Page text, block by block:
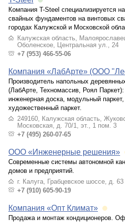
Компания T-Steel специализируется
свайных фундаментов на винтовых
городах Калужской и Московской
Калужская область,
Оболенское, Центральная ул., 24
+7 (953) 466-55-06
Компания «ЛабАрте» (ООО
Производитель напольных
(ЛабАрте, Техномассив, Роял Паркет):
инженерная доска, модульный паркет,
художественный паркет.
249160, Калужская область,
Московская, д. 70/1, эт., 1 пом. 3
+7 (495) 260-07-65
ООО «Инженерные решения»
Современные системы автономной
домов и предприятий.
г. Калуга, Грабцевское шоссе, д. 63
+7 (910) 605-90-19
Компания «Опт Климат»
Продажа и монтаж кондиционеров.